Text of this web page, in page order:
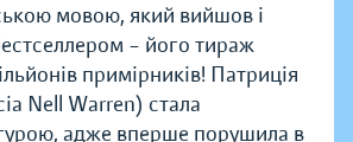
мовою, який вийшов і
– його тираж
примірників! Патриція
Nell Warren) стала
адже вперше порушила в